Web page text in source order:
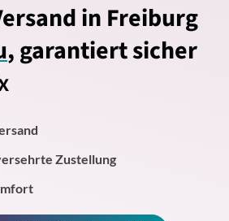
in Freiburg
, garantiert sicher
Zustellung